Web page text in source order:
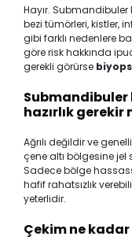
Hayır.
bezi tümörleri, kistler,
gibi farklı nedenlere
göre risk hakkında
gerekli görürse
Submandibuler
hazırlık gerekir
Ağrılı değildir ve
çene altı bölgesine jel
Sadece bölge
hafif rahatsızlık
yeterlidir.
Çekim ne kadar